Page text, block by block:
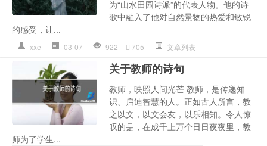
为“山水田园诗派”的代表人物。他的诗
歌中融入了他对自然景物的热爱和敏锐
的感受，让...
xxe 03-07 922 705 文章列表
关于教师的诗句
教师，映照人间光芒 教师，是传递知
识、启迪智慧的人。正如古人所言，教
之以文，以文会友，以乐相知。令人惊
叹的是，在成千上万个日日夜夜里，教
师为了学生...